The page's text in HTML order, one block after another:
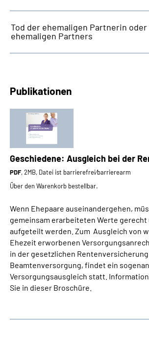
Tod der ehemaligen Partnerin oder
ehemaligen Partners
Publikationen
Geschiedene: Ausgleich bei der
PDF, 2MB, Datei ist barrierefrei⁄barrierearm
Über den Warenkorb bestellbar.
Wenn Ehepaare auseinandergehen,
gemeinsam erarbeiteten Werte
aufgeteilt werden. Zum Ausgleich von
Ehezeit erworbenen
in der gesetzlichen
Beamtenversorgung, findet ein
Versorgungsausgleich statt.
Sie in dieser Broschüre.